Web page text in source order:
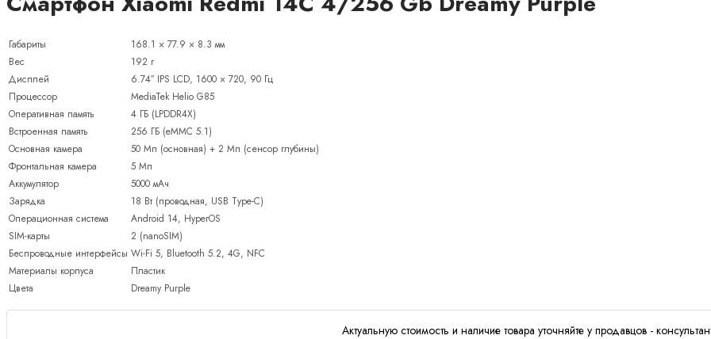
Габариты
168.1 × 77.9 × 8.3 мм
Вес
192 г
Дисплей
6.74″ IPS LCD, 1600 × 720, 90 Гц
Процессор
MediaTek Helio G85
Оперативная память
4 ГБ (LPDDR4X)
Встроенная память
256 ГБ (eMMC 5.1)
Основная камера
50 Мп (основная) + 2 Мп (сенсор глубины)
Фронтальная камера
5 Мп
Аккумулятор
5000 мАч
Зарядка
18 Вт (проводная, USB Type-C)
Операционная система
Android 14, HyperOS
SIM-карты
2 (nanoSIM)
Беспроводные интерфейсы Wi-Fi 5, Bluetooth 5.2, 4G, NFC
Материалы корпуса
Пластик
Цвета
Dreamy Purple
Актуальную стоимость и наличие товара уточняйте у продавцов -